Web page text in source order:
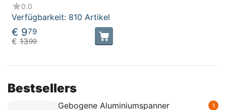
0.0
Verfügbarkeit: 810 Artikel
€ 979
€ 1399
Bestsellers
1
Gebogene Aluminiumspanner